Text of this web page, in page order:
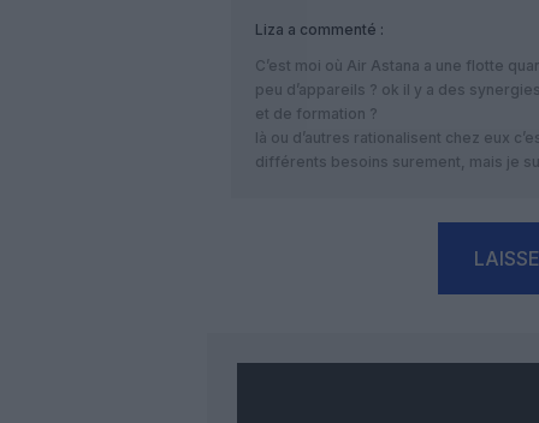
Liza a commenté :
C’est moi où Air Astana a une flotte
peu d’appareils ? ok il y a des
et de formation ?
là ou d’autres rationalisent chez eux
différents besoins surement, mais je